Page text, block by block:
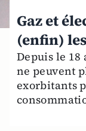
Gaz et
(enfin)
Depuis le 18
ne peuvent
exorbitants